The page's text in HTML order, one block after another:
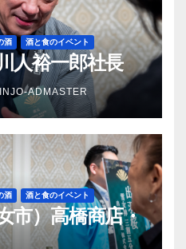
酒 酒と食のイベント
人裕一郎社長
ADMASTER
酒 酒と食のイベント
市）高橋商店・